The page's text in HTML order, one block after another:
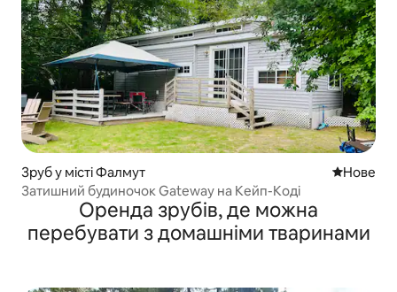
Зруб у місті Фалмут Нове
Нове
Затишний будиночок Gateway на Кейп-Коді
Оренда зрубів, де можна
перебувати з домашніми тваринами